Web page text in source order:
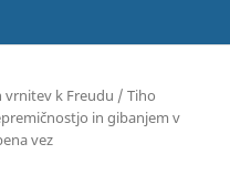
vrnitev k Freudu / Tiho
in gibanjem v
vez